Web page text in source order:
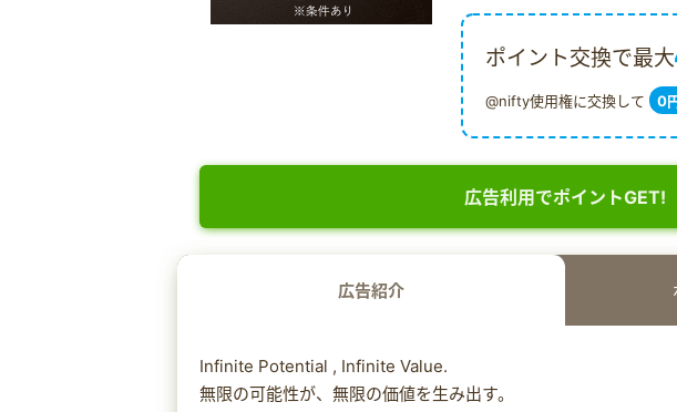
ポイント交換で最大
@nifty使用権に交換して 0
広告利用でポイントGET!
広告紹介
Infinite Potential , Infinite Value.
無限の可能性が、無限の価値を生み出す。